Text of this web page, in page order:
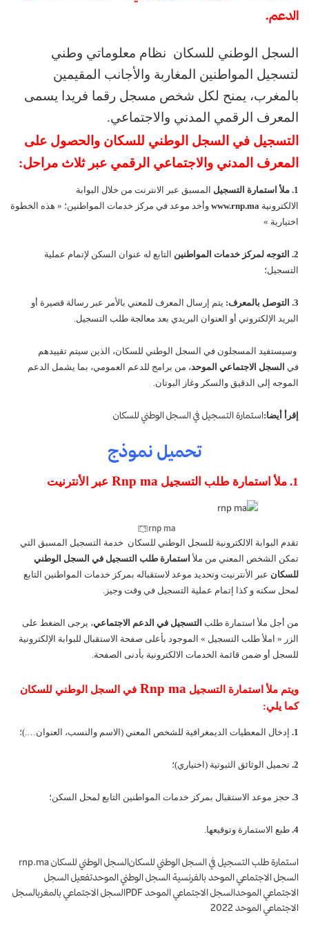
الدعم.
السجل الوطني للسكان نظام معلوماتي وطني
لتسجيل المواطنين المغاربة والأجانب المقيمين
بالمغرب، يمنح لكل شخص مسجل رقما فريدا يسمى
المعرف الرقمي المدني والاجتماعي.
التسجيل في السجل الوطني للسكان والحصول على
المعرف المدني والاجتماعي الرقمي عبر ثلاث مراحل:
1. ملأ استمارة التسجيل المسبق عبر الانترنت من خلال البوابة
الالكترونية www.rnp.ma وأخد موعد في مركز خدمات المواطنين؛ « هذه الخطوة
اختيارية »
2. التوجه لمركز خدمات المواطنين التابع له عنوان السكن لإتمام عملية
التسجيل؛
3. التوصل بالمعرف: يتم إرسال المعرف للمعني بالأمر عبر رسالة قصيرة أو
البريد الإلكتروني أو العنوان البريدي بعد معالجة طلب التسجيل.
وسيستفيد المسجلون في السجل الوطني للسكان، الذين سيتم تقييدهم
في السجل الاجتماعي الموحد، من برامج للدعم العمومي، بما يشمل الدعم
الموجه إلى الدقيق والسكر وغاز البوتان.
إقرأ أيضا:استمارة التسجيل في السجل الوطني للسكان
تحميل نموذج
1. ملأ استمارة طلب التسجيل Rnp ma عبر الأنترنيت
rnp ma
تقدم البوابة الالكترونية للسجل الوطني للسكان خدمة التسجيل المسبق التي
تمكن الشخص المعني من ملأ استمارة طلب التسجيل في السجل الوطني
للسكان عبر الأنترنيت وتحديد موعد لاستقباله بمركز خدمات المواطنين التابع
لمحل سكنه و كذا إتمام عملية التسجيل في وقت وجيز.
من أجل ملأ استمارة طلب التسجيل في الدعم الاجتماعي، يرجى الضغط على
الزر « املأ طلب التسجيل » الموجود بأعلى صفحة الاستقبال للبوابة الإلكترونية
للسجل أو ضمن قائمة الخدمات الالكترونية بأدنى الصفحة.
ويتم ملأ استمارة التسجيل Rnp ma في السجل الوطني للسكان
كما يلي:
1. إدخال المعطيات الديمغرافية للشخص المعني (الاسم والنسب، العنوان….)؛
2. تحميل الوثائق الثبوتية (اختياري)؛
3. حجز موعد الاستقبال بمركز خدمات المواطنين التابع لمحل السكن؛
4. طبع الاستمارة وتوقيعها.
استمارة طلب التسجيل في السجل الوطني للسكانالسجل الوطني للسكانrnp.ma
السجل الاجتماعي الموحد بالفرنسيةالسجل الوطني الموحدتفعيل السجل
الاجتماعي الموحدالسجل الاجتماعي الموحد PDF السجل الاجتماعي بالمغربالسجل
الاجتماعي الموحد 2022